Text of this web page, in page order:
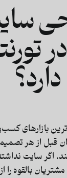
بازارهای
از هر
سایت نداشته
بالقوه